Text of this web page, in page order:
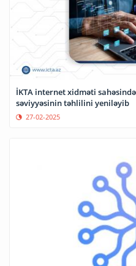
İKTA internet xidməti
səviyyəsinin təhlilini yeniləyib
27-02-2025